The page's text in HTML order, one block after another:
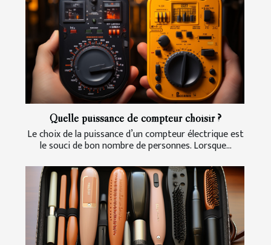
Quelle puissance de compteur choisir ?
Le choix de la puissance d’un compteur électrique est
le souci de bon nombre de personnes. Lorsque...